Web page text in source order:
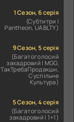
1 Сезон, 6 серія
(Субтитри |
Pantheon, UABLTY)
9 Сезон, 5 серія
(Багатоголосий
закадровий | MGG,
ТакТребаПродакшн,
Суспільне
Культура)
5 Сезон, 4 серія
(Багатоголосий
закадровий | 1+1)